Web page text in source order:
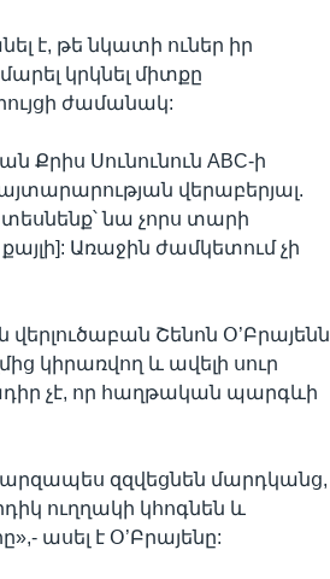
EMBED SHARE
է, թե նկատի ուներ իր
կրկնել միտքը
ժամանակ:
Սունունուն ABC-ի
վերաբերյալ.
տեսնենք՝ նա չորս տարի
Առաջին ժամկետում չի
Շենոն Օ’Բրայենն
կիրառվող և ավելի սուր
չէ, որ հաղթական պարգևի
զզվեցնեն մարդկանց,
ուղղակի կհոգնեն և
ասել է Օ’Բրայենը: